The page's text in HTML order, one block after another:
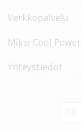
Verkkopalvelu
Miksi Cool Power
Yhteystiedot